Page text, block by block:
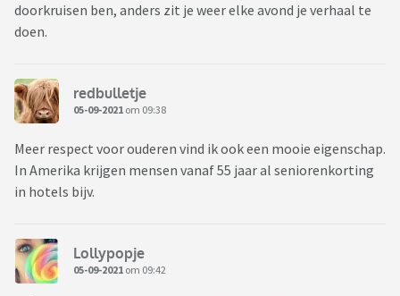
doorkruisen ben, anders zit je weer elke avond je verhaal te
doen.
redbulletje
05-09-2021 om 09:38
Meer respect voor ouderen vind ik ook een mooie eigenschap.
In Amerika krijgen mensen vanaf 55 jaar al seniorenkorting
in hotels bijv.
Lollypopje
05-09-2021 om 09:42